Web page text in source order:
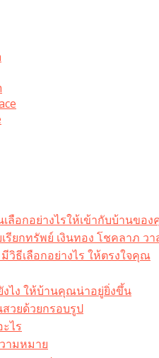
ลือกอย่างไรให้เข้ากับบ้านขอ
รียกทรัพย์ เงินทอง โชคลาภ ว
วิธีเลือกอย่างไร ให้ตรงใจคุณ
งไง ให้บ้านคุณน่าอยู่ยิ่งขึ้น
สวยด้วยกรอบรูป
ไร​
ามหมาย